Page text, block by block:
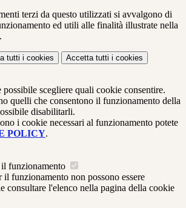
terzi da questo utilizzati si avvalgono di
ed utili alle finalità illustrate nella
.
tutti i cookies Accetta tutti i cookies
possibile scegliere quali cookie consentire.
quelli che consentono il funzionamento della
disabilitarli.
i cookie necessari al funzionamento potete
POLICY.
funzionamento
il funzionamento non possono essere
consultare l'elenco nella pagina della cookie